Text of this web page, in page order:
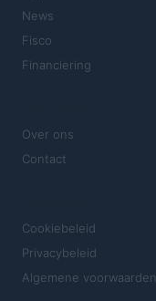
News
Fisco
Financiering
Over ons
Contact
Cookiebeleid
Privacybeleid
Algemene voorwaarden